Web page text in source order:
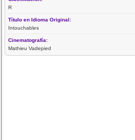
R
Título en Idioma Original:
Intouchables
Cinematografía:
Mathieu Vadepied